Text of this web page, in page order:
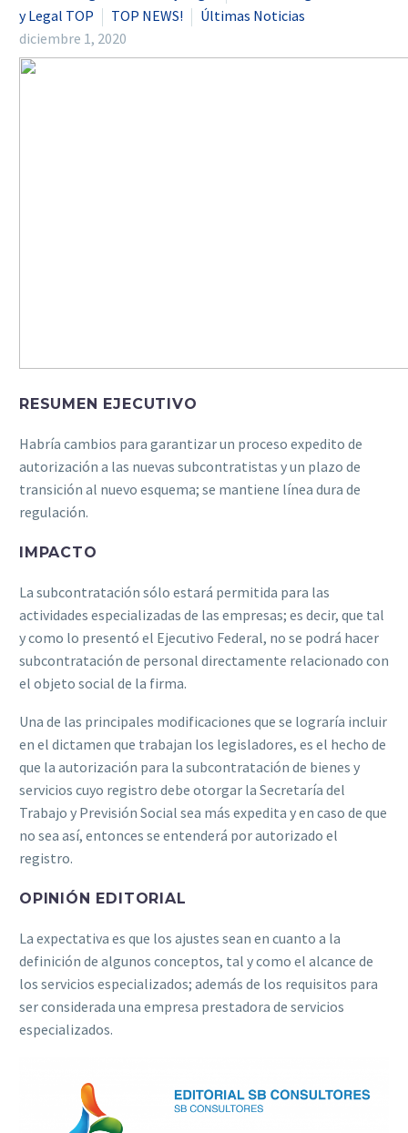
y Legal TOP
TOP NEWS!
Últimas Noticias
diciembre 1, 2020
RESUMEN EJECUTIVO
Habría cambios para garantizar un proceso expedito de
autorización a las nuevas subcontratistas y un plazo de
transición al nuevo esquema; se mantiene línea dura de
regulación.
IMPACTO
La subcontratación sólo estará permitida para las
actividades especializadas de las empresas; es decir, que tal
y como lo presentó el Ejecutivo Federal, no se podrá hacer
subcontratación de personal directamente relacionado con
el objeto social de la firma.
Una de las principales modificaciones que se lograría incluir
en el dictamen que trabajan los legisladores, es el hecho de
que la autorización para la subcontratación de bienes y
servicios cuyo registro debe otorgar la Secretaría del
Trabajo y Previsión Social sea más expedita y en caso de que
no sea así, entonces se entenderá por autorizado el
registro.
OPINIÓN EDITORIAL
La expectativa es que los ajustes sean en cuanto a la
definición de algunos conceptos, tal y como el alcance de
los servicios especializados; además de los requisitos para
ser considerada una empresa prestadora de servicios
especializados.